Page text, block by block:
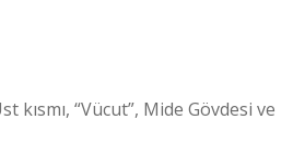
“Vücut”, Mide Gövdesi ve